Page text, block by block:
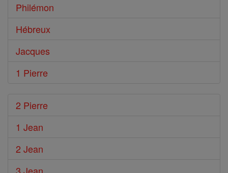
Philémon
Hébreux
Jacques
1 Pierre
2 Pierre
1 Jean
2 Jean